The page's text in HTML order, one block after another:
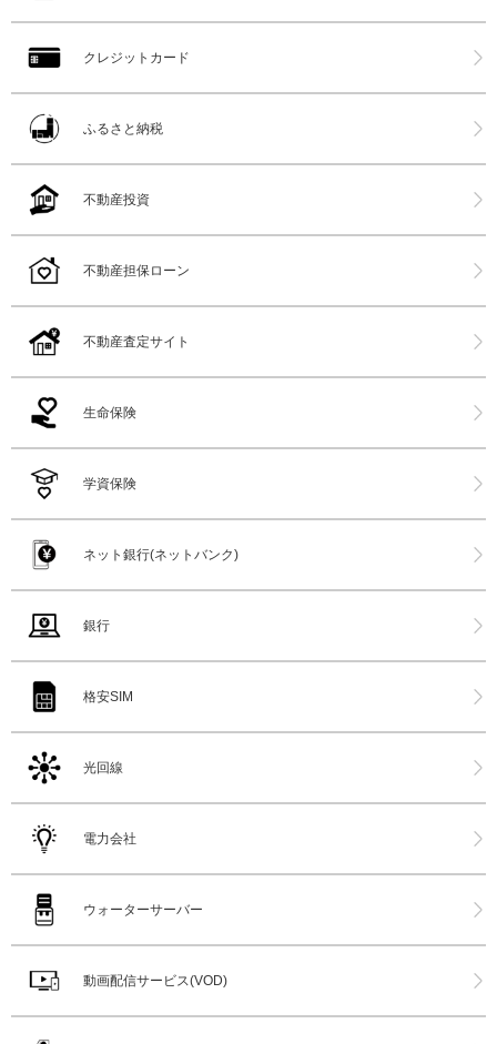
クレジットカード
ふるさと納税
不動産投資
不動産担保ローン
不動産査定サイト
生命保険
学資保険
ネット銀行(ネットバンク)
銀行
格安SIM
光回線
電力会社
ウォーターサーバー
動画配信サービス(VOD)